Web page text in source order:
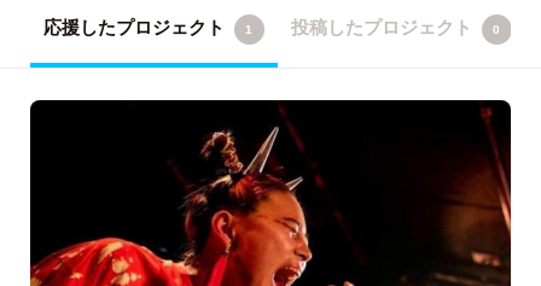
応援したプロジェクト 1 投稿したプロジェクト 0